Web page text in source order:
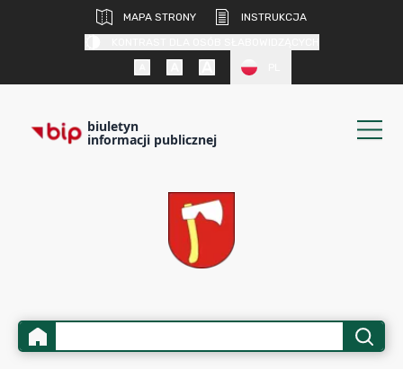
MAPA STRONY
INSTRUKCJA
biuletyn
informacji publicznej